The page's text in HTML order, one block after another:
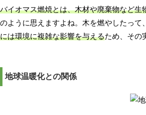
バイオマス燃焼とは、木材や廃棄物など
のように思えますよね。木を燃やしたって
には環境に複雑な影響を与えるため、その
地球温暖化との関係